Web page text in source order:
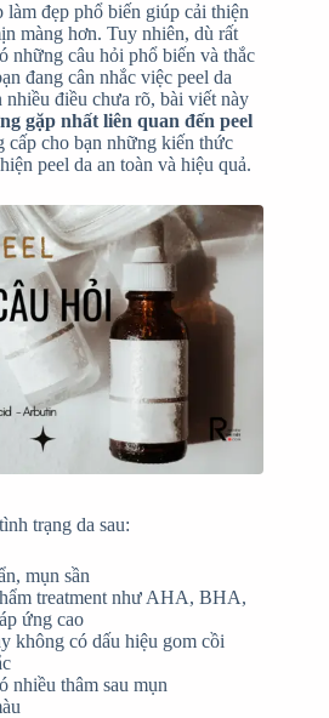
làm đẹp phổ biến giúp cải thiện
màng hơn. Tuy nhiên, dù rất
những câu hỏi phổ biến và thắc
đang cân nhắc việc peel da
điều chưa rõ, bài viết này
gặp nhất liên quan đến peel
cấp cho bạn những kiến thức
peel da an toàn và hiệu quả.
trạng da sau:
mụn sần
treatment như AHA, BHA,
ứng cao
không có dấu hiệu gom cồi
nhiều thâm sau mụn